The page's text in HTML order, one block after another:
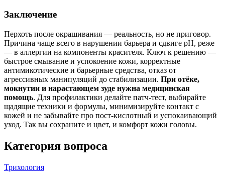
Заключение
Перхоть после окрашивания — реальность, но не приговор.
Причина чаще всего в нарушении барьера и сдвиге pH, реже
— в аллергии на компоненты красителя. Ключ к решению —
быстрое смывание и успокоение кожи, корректные
антимикотические и барьерные средства, отказ от
агрессивных манипуляций до стабилизации. При отёке,
мокнутии и нарастающем зуде нужна медицинская
помощь. Для профилактики делайте патч‑тест, выбирайте
щадящие техники и формулы, минимизируйте контакт с
кожей и не забывайте про пост‑кислотный и успокаивающий
уход. Так вы сохраните и цвет, и комфорт кожи головы.
Категория вопроса
Трихология